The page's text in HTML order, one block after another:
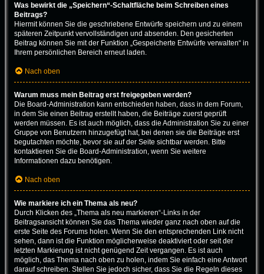
Was bewirkt die „Speichern“-Schaltfläche beim Schreiben eines
Beitrags?
Hiermit können Sie die geschriebene Entwürfe speichern und zu einem
späteren Zeitpunkt vervollständigen und absenden. Den gesicherten
Beitrag können Sie mit der Funktion „Gespeicherte Entwürfe verwalten“ in
Ihrem persönlichen Bereich erneut laden.
Nach oben
Warum muss mein Beitrag erst freigegeben werden?
Die Board-Administration kann entschieden haben, dass in dem Forum,
in dem Sie einen Beitrag erstellt haben, die Beiträge zuerst geprüft
werden müssen. Es ist auch möglich, dass die Administration Sie zu einer
Gruppe von Benutzern hinzugefügt hat, bei denen sie die Beiträge erst
begutachten möchte, bevor sie auf der Seite sichtbar werden. Bitte
kontaktieren Sie die Board-Administration, wenn Sie weitere
Informationen dazu benötigen.
Nach oben
Wie markiere ich ein Thema als neu?
Durch Klicken des „Thema als neu markieren“-Links in der
Beitragsansicht können Sie das Thema wieder ganz nach oben auf die
erste Seite des Forums holen. Wenn Sie den entsprechenden Link nicht
sehen, dann ist die Funktion möglicherweise deaktiviert oder seit der
letzten Markierung ist nicht genügend Zeit vergangen. Es ist auch
möglich, das Thema nach oben zu holen, indem Sie einfach eine Antwort
darauf schreiben. Stellen Sie jedoch sicher, dass Sie die Regeln dieses